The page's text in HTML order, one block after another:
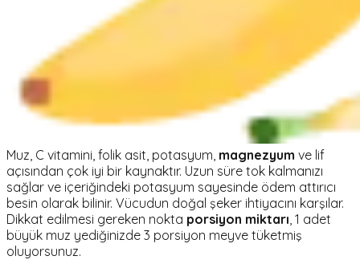
Muz, C vitamini, folik asit, potasyum, magnezyum ve lif
açısından çok iyi bir kaynaktır. Uzun süre tok kalmanızı
sağlar ve içeriğindeki potasyum sayesinde ödem attırıcı
besin olarak bilinir. Vücudun doğal şeker ihtiyacını karşılar.
Dikkat edilmesi gereken nokta porsiyon miktarı , 1 adet
büyük muz yediğinizde 3 porsiyon meyve tüketmiş
oluyorsunuz.